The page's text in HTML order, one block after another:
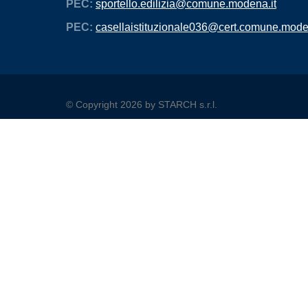
PEC: sportello.edilizia@comune.modena.it
PEC:
© Copyright 2026 by STARCH s.r.l.